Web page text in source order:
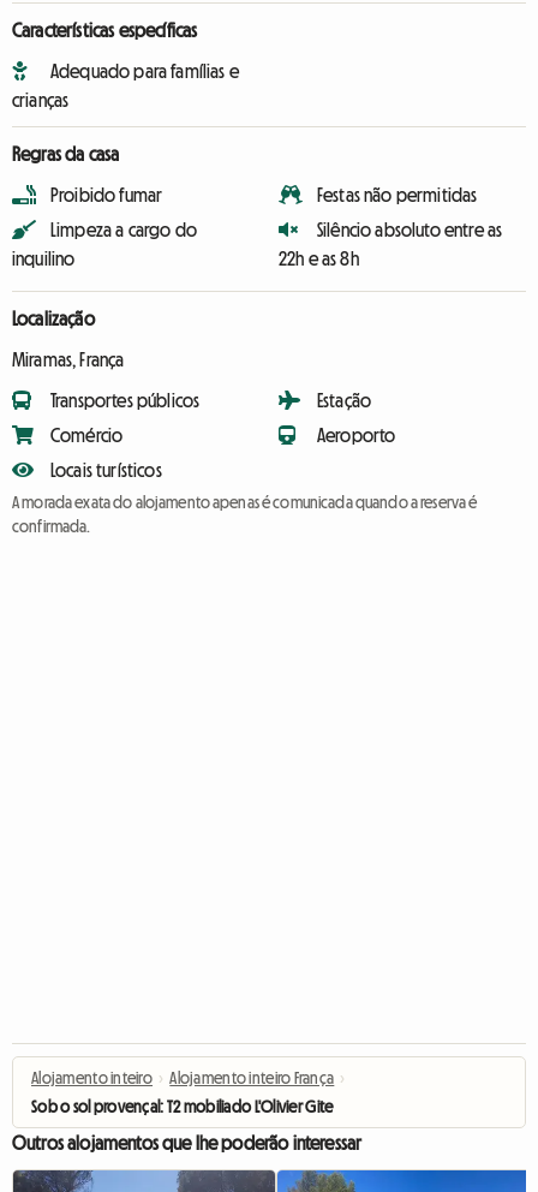
Características específicas
Adequado para famílias e
crianças
Regras da casa
Proibido fumar
Limpeza a cargo do
inquilino
Festas não permitidas
Silêncio absoluto entre as
22h e as 8h
Localização
Miramas, França
Transportes públicos
Comércio
Locais turísticos
Estação
Aeroporto
A morada exata do alojamento apenas é comunicada quando a reserva é
confirmada.
Alojamento inteiro › Alojamento inteiro França ›
Sob o sol provençal: T2 mobiliado L'Olivier Gite
Outros alojamentos que lhe poderão interessar